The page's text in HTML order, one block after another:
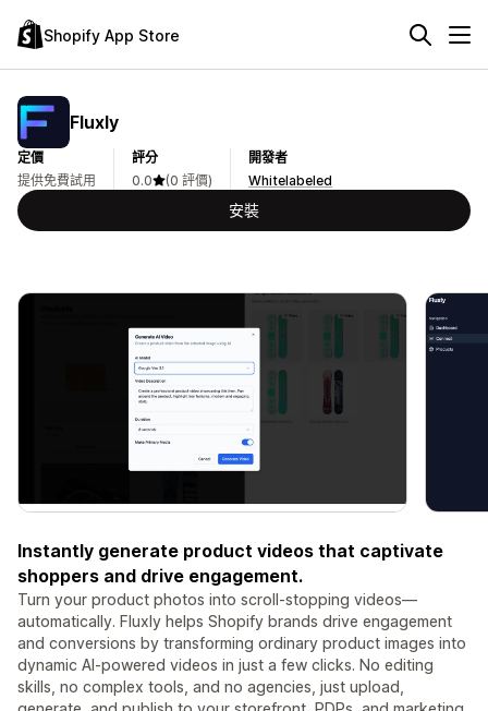
Shopify App Store
Fluxly
定價
提供免費試用
評分
0.0
(0 評價)
開發者
Whitelabeled
安裝
Instantly generate product videos that captivate
shoppers and drive engagement.
Turn your product photos into scroll-stopping videos—
automatically. Fluxly helps Shopify brands drive engagement
and conversions by transforming ordinary product images into
dynamic AI-powered videos in just a few clicks. No editing
skills, no complex tools, and no agencies, just upload,